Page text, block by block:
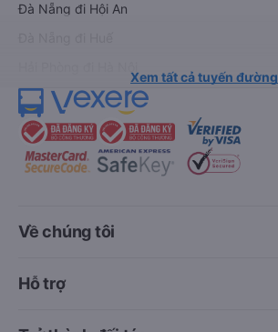
Đà Nẵng đi Hội An
Xem tất cả tuyến đường
Về chúng tôi
Hỗ trợ